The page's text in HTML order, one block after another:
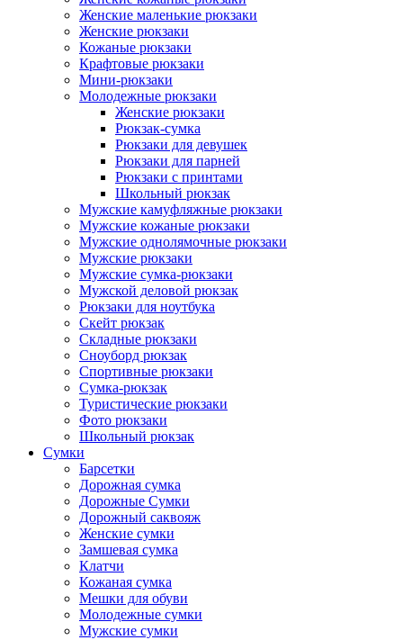
Женские маленькие рюкзаки
Женские рюкзаки
Кожаные рюкзаки
Крафтовые рюкзаки
Мини-рюкзаки
Молодежные рюкзаки
Женские рюкзаки
Рюкзак-сумка
Рюкзаки для девушек
Рюкзаки для парней
Рюкзаки с принтами
Школьный рюкзак
Мужские камуфляжные рюкзаки
Мужские кожаные рюкзаки
Мужские однолямочные рюкзаки
Мужские рюкзаки
Мужские сумка-рюкзаки
Мужской деловой рюкзак
Рюкзаки для ноутбука
Скейт рюкзак
Складные рюкзаки
Сноуборд рюкзак
Спортивные рюкзаки
Сумка-рюкзак
Туристические рюкзаки
Фото рюкзаки
Школьный рюкзак
Сумки
Барсетки
Дорожная сумка
Дорожные Сумки
Дорожный саквояж
Женские сумки
Замшевая сумка
Клатчи
Кожаная сумка
Мешки для обуви
Молодежные сумки
Мужские сумки